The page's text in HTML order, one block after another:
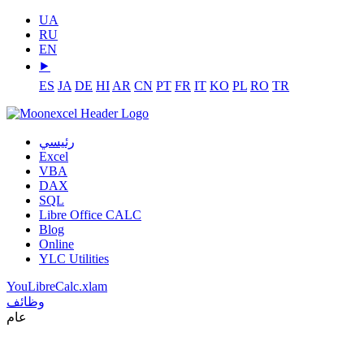
UA
RU
EN
⯈
ES JA DE HI AR CN PT FR IT KO PL RO TR
رئيسي
Excel
VBA
DAX
SQL
Libre Office CALC
Blog
Online
YLC Utilities
YouLibreCalc.xlam
وظائف
عام